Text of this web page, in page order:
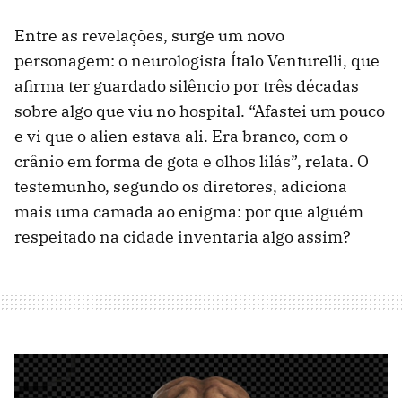
Entre as revelações, surge um novo
personagem: o neurologista Ítalo Venturelli, que
afirma ter guardado silêncio por três décadas
sobre algo que viu no hospital. “Afastei um pouco
e vi que o alien estava ali. Era branco, com o
crânio em forma de gota e olhos lilás”, relata. O
testemunho, segundo os diretores, adiciona
mais uma camada ao enigma: por que alguém
respeitado na cidade inventaria algo assim?